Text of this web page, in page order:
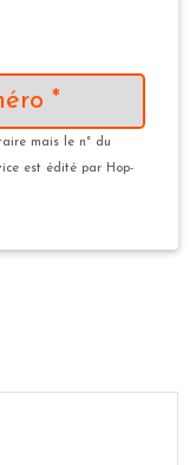
*
mais le n° du
est édité par Hop-